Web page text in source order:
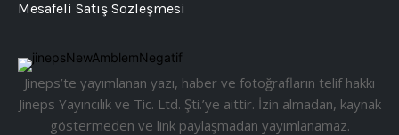
Jineps’te yayımlanan yazı, haber ve fotoğrafların telif hakkı
Jineps Yayıncılık ve Tic. Ltd. Şti.’ye aittir. İzin almadan, kaynak
göstermeden ve link paylaşmadan yayımlanamaz.
Mesafeli Satış Sözleşmesi